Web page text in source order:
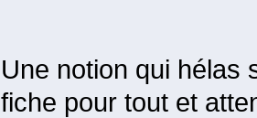
Une notion qui hélas
fiche pour tout et